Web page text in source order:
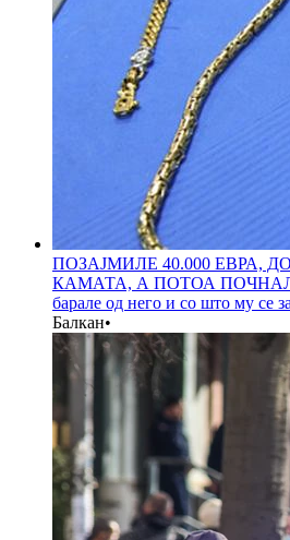
ПОЗАЈМИЛЕ 40.000 ЕВРА,
КАМАТА, А ПОТОА ПОЧНАЛ
барале од него и со што му се
Балкан•